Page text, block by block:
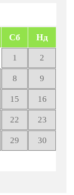
Сб Нд
1 2
8 9
15 16
22 23
29 30